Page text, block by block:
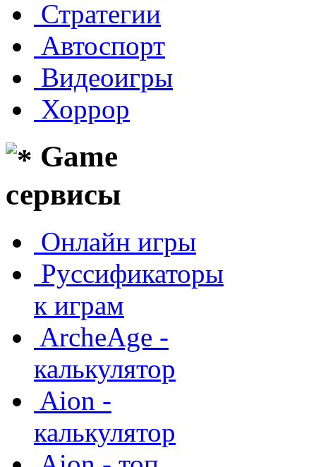
Стратегии
Автоспорт
Видеоигры
Хоррор
Game
сервисы
Онлайн игры
Руссификаторы
к играм
ArcheAge -
калькулятор
Aion -
калькулятор